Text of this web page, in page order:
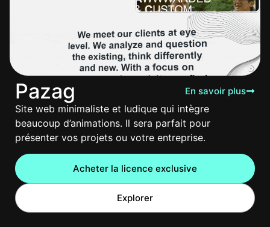
Pazag En savoir plus
Site web minimaliste et ludique qui intègre
beaucoup d’animations. Il sera parfait pour
présenter vos projets ou votre entreprise.
Acheter la licence exclusive
Explorer